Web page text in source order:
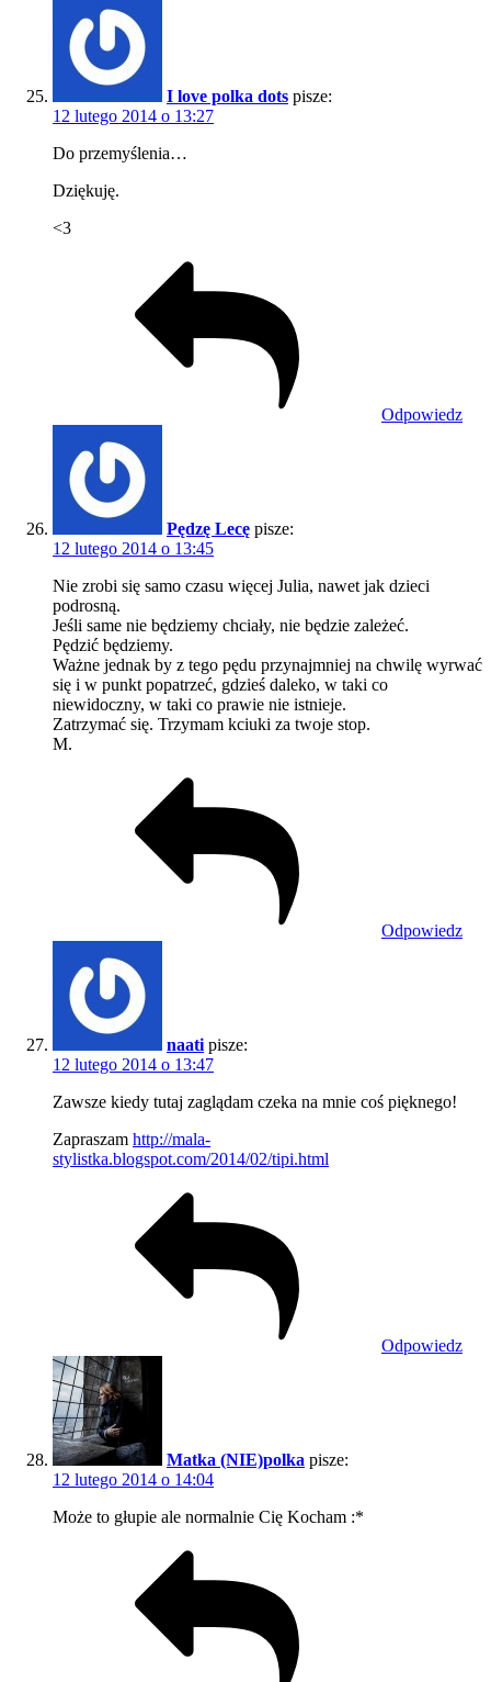
I love polka dots pisze:
12 lutego 2014 o 13:27
Do przemyślenia…
Dziękuję.
<3
Odpowiedz
Pędzę Lecę pisze:
12 lutego 2014 o 13:45
Nie zrobi się samo czasu więcej Julia, nawet jak dzieci
podrosną.
Jeśli same nie będziemy chciały, nie będzie zależeć.
Pędzić będziemy.
Ważne jednak by z tego pędu przynajmniej na chwilę wyrwać
się i w punkt popatrzeć, gdzieś daleko, w taki co
niewidoczny, w taki co prawie nie istnieje.
Zatrzymać się. Trzymam kciuki za twoje stop.
M.
Odpowiedz
naati pisze:
12 lutego 2014 o 13:47
Zawsze kiedy tutaj zaglądam czeka na mnie coś pięknego!
Zapraszam http://mala-
stylistka.blogspot.com/2014/02/tipi.html
Odpowiedz
Matka (NIE)polka pisze:
12 lutego 2014 o 14:04
Może to głupie ale normalnie Cię Kocham :*